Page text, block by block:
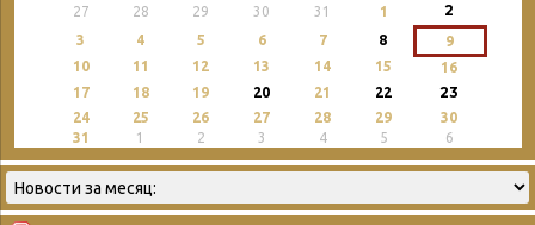
27 28 29 30 31 1 2
3 4 5 6 7 8
9
10
11 12 13 14 15
16
17
18 19 20 21 22 23
24 25 26 27 28 29
30
31
1 2 3 4 5 6